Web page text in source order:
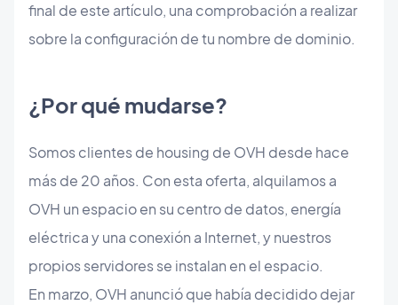
final de este artículo, una comprobación a realizar
sobre la configuración de tu nombre de dominio.
¿Por qué mudarse?
Somos clientes de housing de OVH desde hace
más de 20 años. Con esta oferta, alquilamos a
OVH un espacio en su centro de datos, energía
eléctrica y una conexión a Internet, y nuestros
propios servidores se instalan en el espacio.
En marzo, OVH anunció que había decidido dejar